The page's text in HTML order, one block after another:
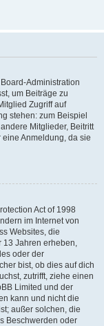
Administration
um Beiträge zu
Zugriff auf
stehen: zum Beispiel
Mitglieder, Beitritt
Anmeldung, da sie
Act of 1998
im Internet von
Websites, die
13 Jahren erheben,
oder der
bist, ob dies auf dich
zutrifft, ziehe einen
Limited und der
kann und nicht die
außer solchen, die
Beschwerden oder